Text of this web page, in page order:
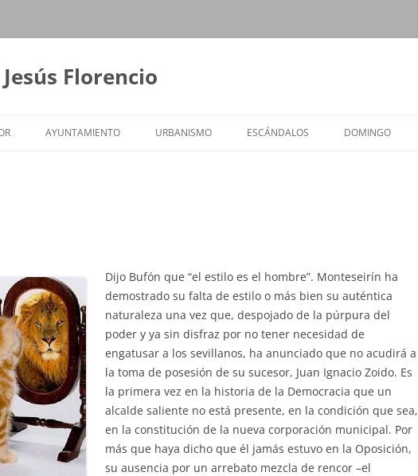
Florencio
AYUNTAMIENTO URBANISMO ESCÁNDALOS DOMINGO
Dijo Bufón que “el estilo es el hombre”. Monteseirín ha
demostrado su falta de estilo o más bien su auténtica
naturaleza una vez que, despojado de la púrpura del
poder y ya sin disfraz por no tener necesidad de
engatusar a los sevillanos, ha anunciado que no acudirá a
la toma de posesión de su sucesor, Juan Ignacio Zoido. Es
la primera vez en la historia de la Democracia que un
alcalde saliente no está presente, en la condición que sea,
en la constitución de la nueva corporación municipal. Por
más que haya dicho que él jamás estuvo en la Oposición,
su ausencia por un arrebato mezcla de rencor –el